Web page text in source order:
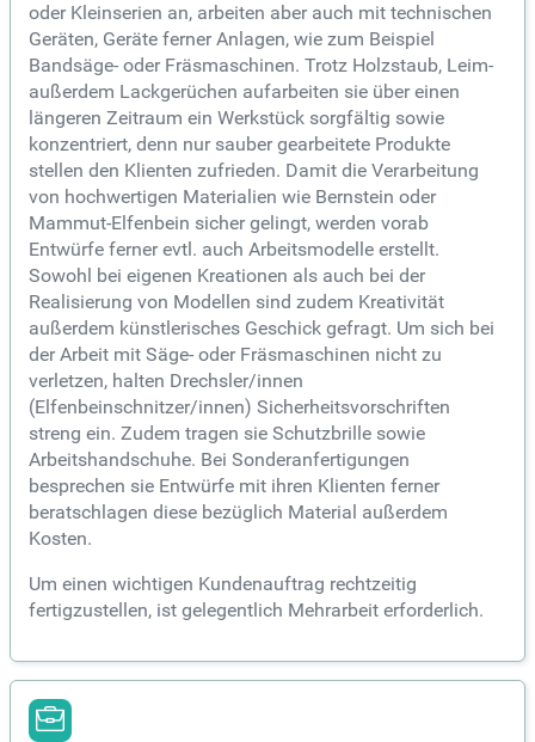
oder Kleinserien an, arbeiten aber auch mit technischen
Geräten, Geräte ferner Anlagen, wie zum Beispiel
Bandsäge- oder Fräsmaschinen. Trotz Holzstaub, Leim-
außerdem Lackgerüchen aufarbeiten sie über einen
längeren Zeitraum ein Werkstück sorgfältig sowie
konzentriert, denn nur sauber gearbeitete Produkte
stellen den Klienten zufrieden. Damit die Verarbeitung
von hochwertigen Materialien wie Bernstein oder
Mammut-Elfenbein sicher gelingt, werden vorab
Entwürfe ferner evtl. auch Arbeitsmodelle erstellt.
Sowohl bei eigenen Kreationen als auch bei der
Realisierung von Modellen sind zudem Kreativität
außerdem künstlerisches Geschick gefragt. Um sich bei
der Arbeit mit Säge- oder Fräsmaschinen nicht zu
verletzen, halten Drechsler/innen
(Elfenbeinschnitzer/innen) Sicherheitsvorschriften
streng ein. Zudem tragen sie Schutzbrille sowie
Arbeitshandschuhe. Bei Sonderanfertigungen
besprechen sie Entwürfe mit ihren Klienten ferner
beratschlagen diese bezüglich Material außerdem
Kosten.
Um einen wichtigen Kundenauftrag rechtzeitig
fertigzustellen, ist gelegentlich Mehrarbeit erforderlich.